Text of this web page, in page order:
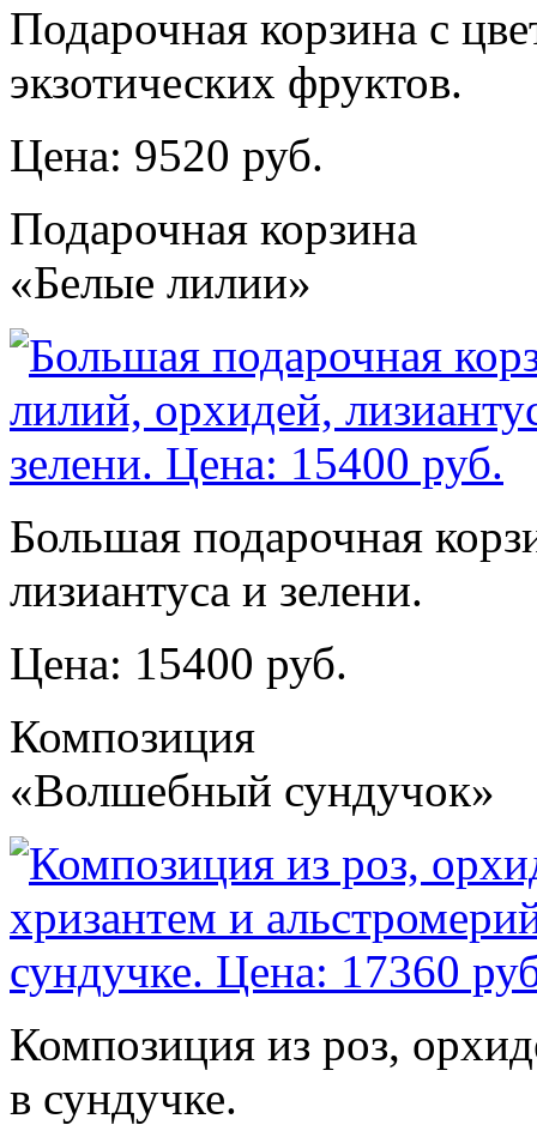
Подарочная корзина с
экзотических фруктов.
Цена: 9520 руб.
Подарочная корзина
«Белые лилии»
Большая подарочная
лизиантуса и зелени.
Цена: 15400 руб.
Композиция
«Волшебный сундучок»
Композиция из роз,
в сундучке.